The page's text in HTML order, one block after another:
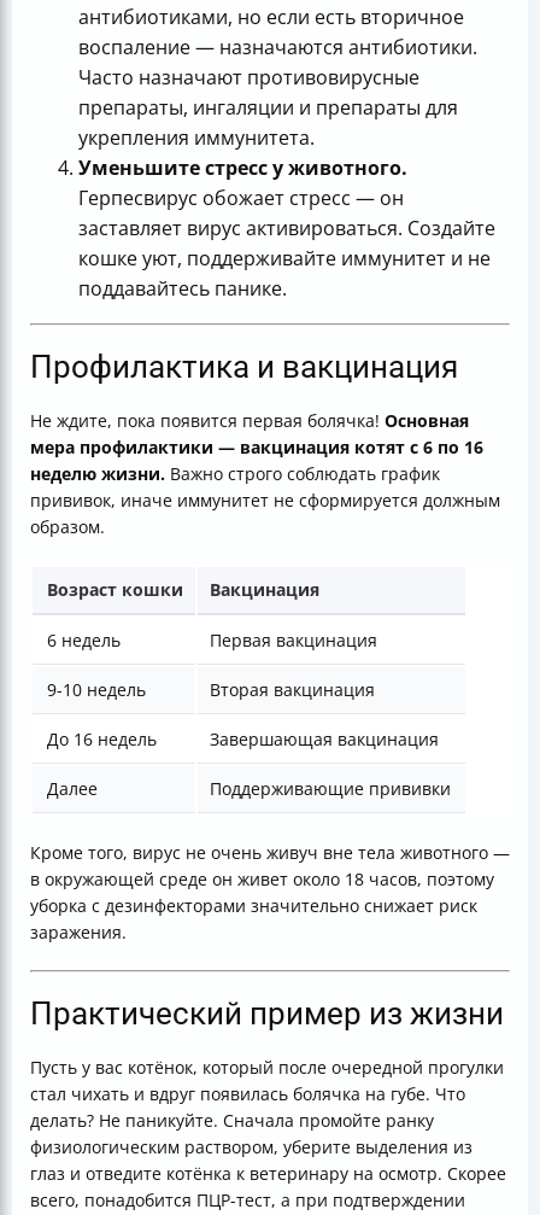
антибиотиками, но если есть вторичное
воспаление — назначаются антибиотики.
Часто назначают противовирусные
препараты, ингаляции и препараты для
укрепления иммунитета.
Уменьшите стресс у животного.
Герпесвирус обожает стресс — он
заставляет вирус активироваться. Создайте
кошке уют, поддерживайте иммунитет и не
поддавайтесь панике.
Профилактика и вакцинация
Не ждите, пока появится первая болячка! Основная
мера профилактики — вакцинация котят с 6 по 16
неделю жизни. Важно строго соблюдать график
прививок, иначе иммунитет не сформируется должным
образом.
Возраст кошки Вакцинация
6 недель Первая вакцинация
9-10 недель Вторая вакцинация
До 16 недель Завершающая вакцинация
Далее Поддерживающие прививки
Кроме того, вирус не очень живуч вне тела животного —
в окружающей среде он живет около 18 часов, поэтому
уборка с дезинфекторами значительно снижает риск
заражения.
Практический пример из жизни
Пусть у вас котёнок, который после очередной прогулки
стал чихать и вдруг появилась болячка на губе. Что
делать? Не паникуйте. Сначала промойте ранку
физиологическим раствором, уберите выделения из
глаз и отведите котёнка к ветеринару на осмотр. Скорее
всего, понадобится ПЦР-тест, а при подтверждении